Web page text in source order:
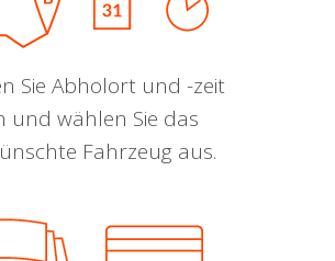
Sie Abholort und -zeit
und wählen Sie das
Fahrzeug aus.